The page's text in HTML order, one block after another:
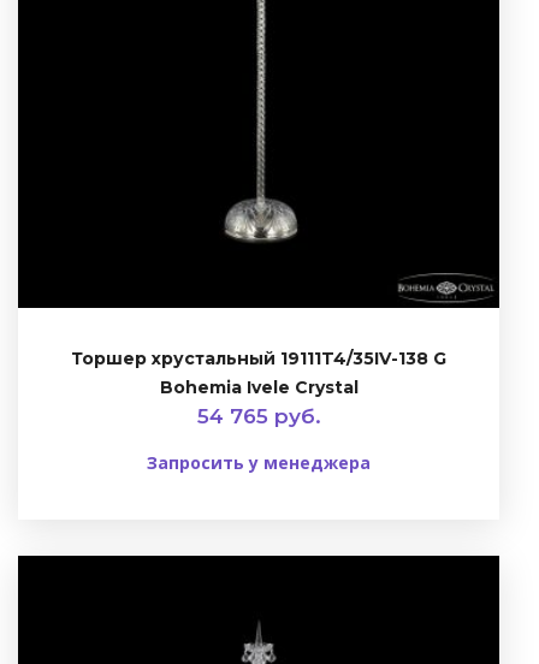
Торшер хрустальный 19111T4/35IV-138 G
Bohemia Ivele Crystal
54 765 руб.
Запросить у менеджера